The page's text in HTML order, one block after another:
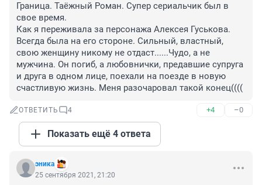
Граница. Таёжный Роман. Супер сериальчик был в
свое время.
Как я переживала за персонажа Алексея Гуськова.
Всегда была на его стороне. Сильный, властный,
свою женщину никому не отдаст......Чудо, а не
мужчина. Он погиб, а любовнички, предавшие супруга
и друга в одном лице, поехали на поезде в новую
счастливую жизнь. Меня разочаровал такой конец((((
ОТВЕТИТЬ 4 +4 –0
Показать ещё 4 ответа
эника
25 сентября 2021, 21:20